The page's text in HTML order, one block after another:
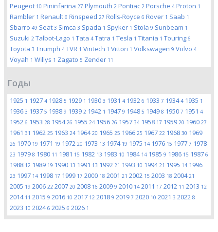
Peugeot 10 Pininfarina 27 Plymouth 2 Pontiac 2 Porsche 4 Proton 1
Rambler 1 Renault 6 Rinspeed 27 Rolls-Royce 6 Rover 1 Saab 1
Sbarro 49 Seat 3 Simca 3 Spada 1 Spyker 1 Stola 9 Sunbeam 1
Suzuki 2 Talbot-Lago 1 Tata 4 Tatra 1 Tesla 1 Titania 1 Touring 6
Toyota 3 Triumph 4 TVR 1 Viritech 1 Vittori 1 Volkswagen 9 Volvo 4
Voyah 1 Willys 1 Zagato 5 Zender 11
Годы
1925 1 1927 4 1928 5 1929 1 1930 3 1931 4 1932 6 1933 7 19344 1935 1
1936 3 1937 5 1938 9 1939 2 1942 1 1947 9 1948 5 1949 8 1950 7 1951 4
1952 6 1953 28 195426 1955 24 1956 26 1957 34 1958 17 1959 20 1960 27
1961 31 1962 25 1963 24 196420 1965 25 1966 25 1967 22 1968 30 1969
26 1970 19 1971 19 1972 20 1973 13 1974 19 1975 14 1976 15 1977 7 1978
23 1979 8 1980 11 1981 15 1982 13 1983 10 1984 14 1985 9 1986 15 1987 6
1988 12 1989 19 1990 13 1991 13 1992 21 1993 10 199421 1995 14 1996
23 1997 14 1998 17 1999 17 2000 18 2001 21 2002 15 2003 18 200421
2005 19 2006 22 2007 20 2008 16 2009 9 2010 14 2011 17 2012 11 2013 12
2014 11 2015 9 2016 10 2017 12 2018 9 2019 7 2020 10 2021 3 2022 8
2023 10 20246 2025 6 2026 1